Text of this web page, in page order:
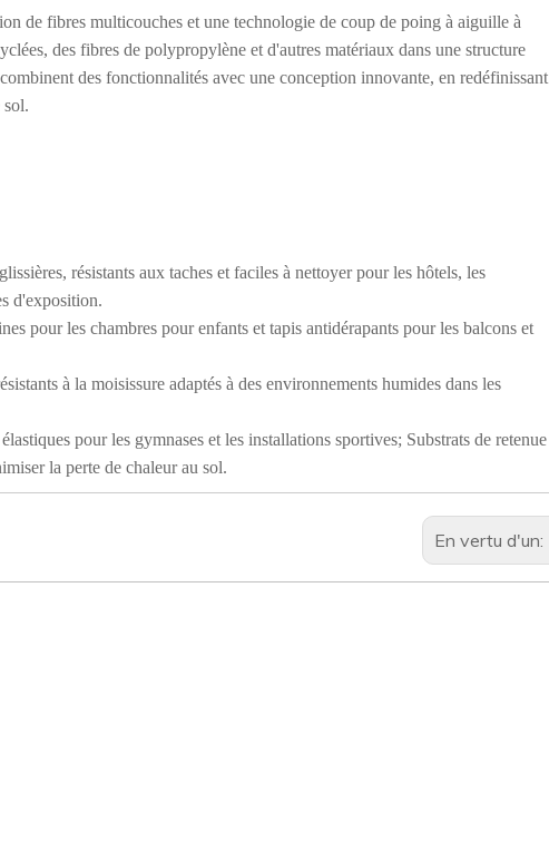
de fibres multicouches et une technologie de coup de poing à aiguille à
des fibres de polypropylène et d'autres matériaux dans une structure
des fonctionnalités avec une conception innovante, en redéfinissant
sol.
résistants aux taches et faciles à nettoyer pour les hôtels, les
d'exposition.
pour les chambres pour enfants et tapis antidérapants pour les balcons et
à la moisissure adaptés à des environnements humides dans les
pour les gymnases et les installations sportives; Substrats de retenue
la perte de chaleur au sol.
En vertu d'un: